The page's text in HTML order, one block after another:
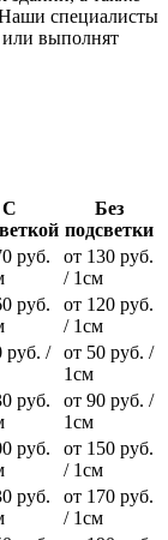
специалисты
или выполнят
С
Без
подсветки
руб.
от 130 руб.
/ 1см
руб.
от 120 руб.
/ 1см
руб. /
от 50 руб. /
1см
руб.
от 90 руб. /
1см
руб.
от 150 руб.
/ 1см
руб.
от 170 руб.
/ 1см